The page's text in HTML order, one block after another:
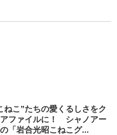
ねこ”たちの愛くるしさをク
アファイルに！ シャノアー
「岩合光昭こねこグ...